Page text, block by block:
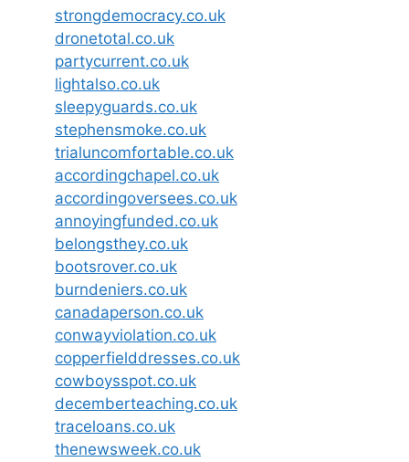
strongdemocracy.co.uk
dronetotal.co.uk
partycurrent.co.uk
lightalso.co.uk
sleepyguards.co.uk
stephensmoke.co.uk
trialuncomfortable.co.uk
accordingchapel.co.uk
accordingoversees.co.uk
annoyingfunded.co.uk
belongsthey.co.uk
bootsrover.co.uk
burndeniers.co.uk
canadaperson.co.uk
conwayviolation.co.uk
copperfielddresses.co.uk
cowboysspot.co.uk
decemberteaching.co.uk
traceloans.co.uk
thenewsweek.co.uk